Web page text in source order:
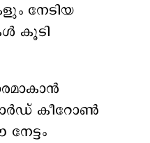
നേടിയ
കൂടി
കീറോൺ